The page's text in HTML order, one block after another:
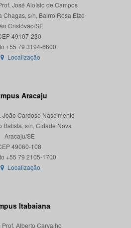
José Aloísio de Campos
Chagas, s/n, Bairro Rosa Elze
Cristóvão/SE
49107-230
Localização
Aracaju
João Cardoso Nascimento
Batista, s/n, Cidade Nova
Aracaju/SE
49060-108
Localização
Itabaiana
Alberto Carvalho